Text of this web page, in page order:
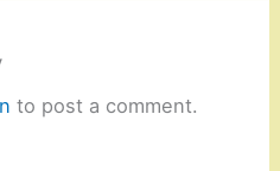
to post a comment.